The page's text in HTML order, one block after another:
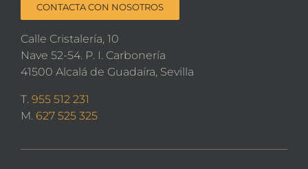
CONTACTA CON NOSOTROS
Calle Cristalería, 10
Nave 52-54. P. I. Carbonería
41500 Alcalá de Guadaíra, Sevilla
T. 955 512 231
M. 627 525 325